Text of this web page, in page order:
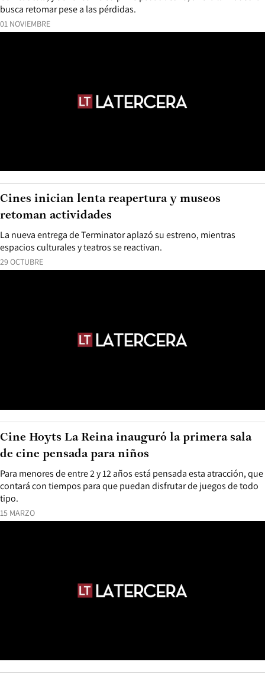
01 NOVIEMBRE
busca retomar pese a las pérdidas.
29 OCTUBRE
La nueva entrega de Terminator aplazó su estreno, mientras
espacios culturales y teatros se reactivan.
Cines inician lenta reapertura y museos
retoman actividades
15 MARZO
Para menores de entre 2 y 12 años está pensada esta atracción, que
contará con tiempos para que puedan disfrutar de juegos de todo
tipo.
Cine Hoyts La Reina inauguró la primera sala
de cine pensada para niños